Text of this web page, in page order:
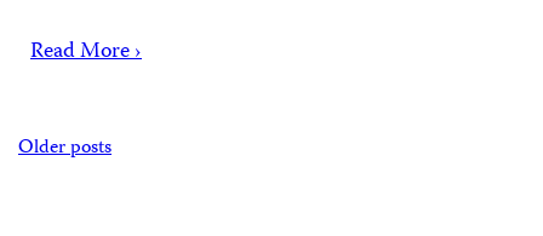
Read More ›
Posts
Older posts